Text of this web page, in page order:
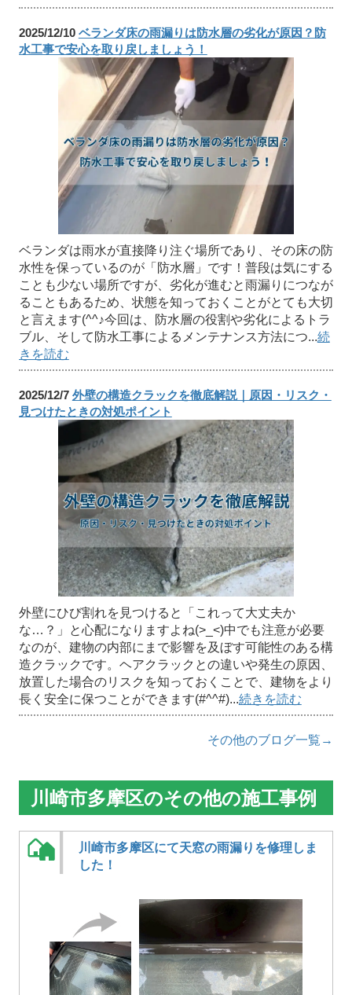
2025/12/10 ベランダ床の雨漏りは防水層の劣化が原因？防
水工事で安心を取り戻しましょう！
ベランダは雨水が直接降り注ぐ場所であり、その床の防
水性を保っているのが「防水層」です！普段は気にする
ことも少ない場所ですが、劣化が進むと雨漏りにつなが
ることもあるため、状態を知っておくことがとても大切
と言えます(^^♪今回は、防水層の役割や劣化によるトラ
ブル、そして防水工事によるメンテナンス方法につ...続
きを読む
2025/12/7 外壁の構造クラックを徹底解説｜原因・リスク・
見つけたときの対処ポイント
外壁にひび割れを見つけると「これって大丈夫か
な…？」と心配になりますよね(>_<)中でも注意が必要
なのが、建物の内部にまで影響を及ぼす可能性のある構
造クラックです。ヘアクラックとの違いや発生の原因、
放置した場合のリスクを知っておくことで、建物をより
長く安全に保つことができます(#^^#)...続きを読む
その他のブログ一覧→
川崎市多摩区のその他の施工事例
川崎市多摩区にて天窓の雨漏りを修理しま
した！